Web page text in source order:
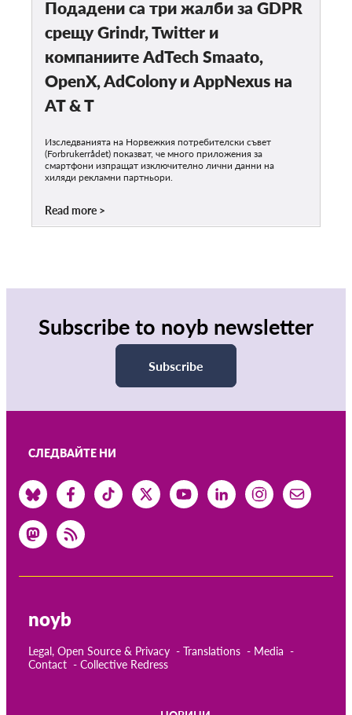
Подадени са три жалби за GDPR
срещу Grindr, Twitter и
компаниите AdTech Smaato,
OpenX, AdColony и AppNexus на
AT & T
Изследванията на Норвежкия потребителски съвет
(Forbrukerrådet) показват, че много приложения за
смартфони изпращат изключително лични данни на
хиляди рекламни партньори.
Read more
Subscribe to noyb newsletter
Subscribe
СЛЕДВАЙТЕ НИ
noyb
Legal, Open Source & Privacy Translations
Media
Contact
Collective Redress